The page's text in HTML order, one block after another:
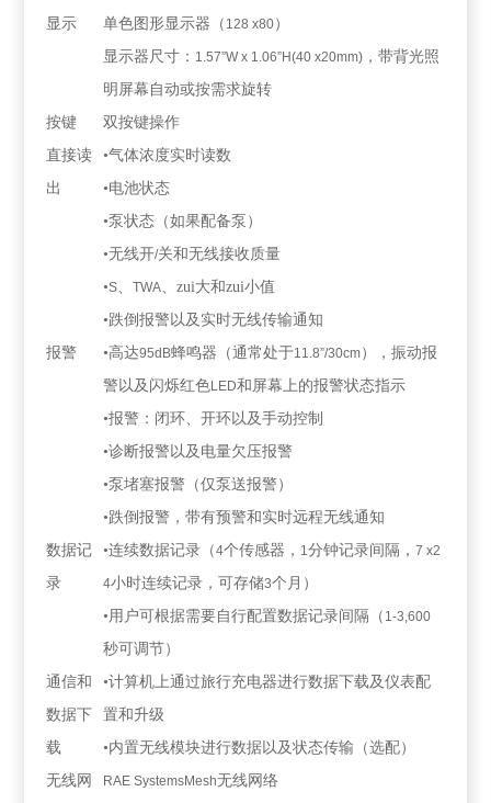
显示
单色图形显示器（ 128 x80）
显示器尺寸： 1.57”W x 1.06”H(40 x20mm) ，带背光照
明屏幕自动或按需求旋转
按键
双按键操作
直接读
出
•气体浓度实时读数
•电池状态
•泵状态（如果配备泵）
•无线开/关和无线接收质量
•S、TWA、zui大和zui小值
•跌倒报警以及实时无线传输通知
报警
•高达95dB蜂鸣器（通常处于11.8”/30cm），振动报
警以及闪烁红色LED和屏幕上的报警状态指示
•报警：闭环、开环以及手动控制
•诊断报警以及电量欠压报警
•泵堵塞报警（仅泵送报警）
•跌倒报警，带有预警和实时远程无线通知
数据记
录
•连续数据记录（4个传感器， 1分钟记录间隔，7 x2
4小时连续记录，可存储3个月）
•用户可根据需要自行配置数据记录间隔（ 1-3,600
秒可调节）
通信和
数据下
载
•计算机上通过旅行充电器进行数据下载及仪表配
置和升级
•内置无线模块进行数据以及状态传输（选配）
无线网
RAE SystemsMesh无线网络